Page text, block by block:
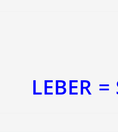
LEBER =